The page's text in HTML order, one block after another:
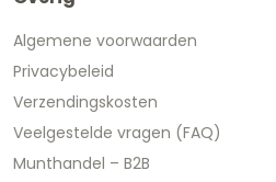
Algemene voorwaarden
Privacybeleid
Verzendingskosten
Veelgestelde vragen (FAQ)
Munthandel – B2B